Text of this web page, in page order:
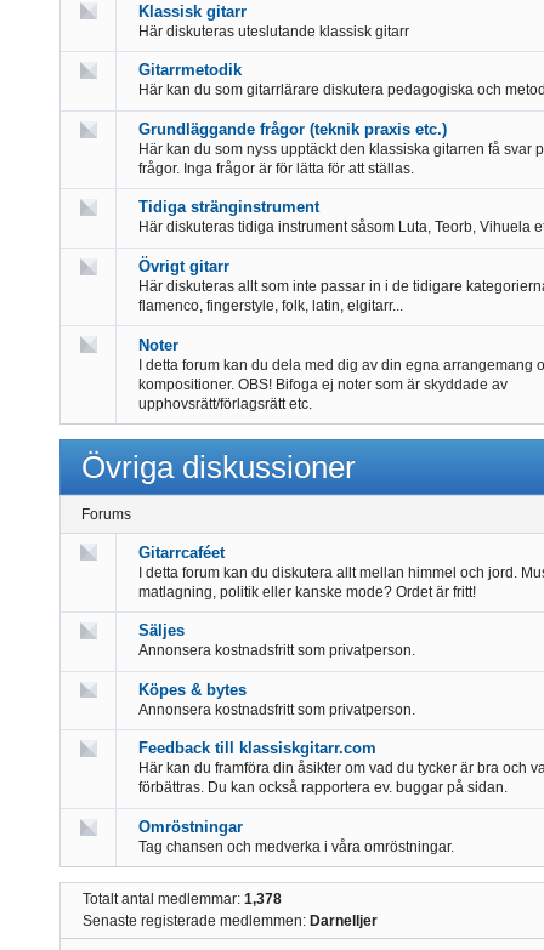
Klassisk gitarr
Här diskuteras uteslutande klassisk gitarr
Gitarrmetodik
Här kan du som gitarrlärare diskutera pedagogiska och
Grundläggande frågor (teknik praxis etc.)
Här kan du som nyss upptäckt den klassiska gitarren få svar
frågor. Inga frågor är för lätta för att ställas.
Tidiga stränginstrument
Här diskuteras tidiga instrument såsom Luta, Teorb, Vihuela
Övrigt gitarr
Här diskuteras allt som inte passar in i de tidigare
flamenco, fingerstyle, folk, latin, elgitarr...
Noter
I detta forum kan du dela med dig av din egna arrangemang
kompositioner. OBS! Bifoga ej noter som är skyddade av
upphovsrätt/förlagsrätt etc.
Övriga diskussioner
Forums
Gitarrcaféet
I detta forum kan du diskutera allt mellan himmel och jord.
matlagning, politik eller kanske mode? Ordet är fritt!
Säljes
Annonsera kostnadsfritt som privatperson.
Köpes & bytes
Annonsera kostnadsfritt som privatperson.
Feedback till klassiskgitarr.com
Här kan du framföra din åsikter om vad du tycker är bra och
förbättras. Du kan också rapportera ev. buggar på sidan.
Omröstningar
Tag chansen och medverka i våra omröstningar.
Totalt antal medlemmar: 1,378
Senaste registerade medlemmen: Darnelljer